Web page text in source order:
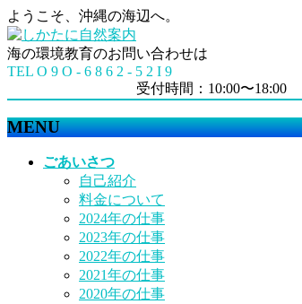
ようこそ、沖縄の海辺へ。
海の環境教育のお問い合わせは
TEL O 9 O - 6 8 6 2 - 5 2 I 9
受付時間：10:00〜18:00
MENU
ごあいさつ
自己紹介
料金について
2024年の仕事
2023年の仕事
2022年の仕事
2021年の仕事
2020年の仕事